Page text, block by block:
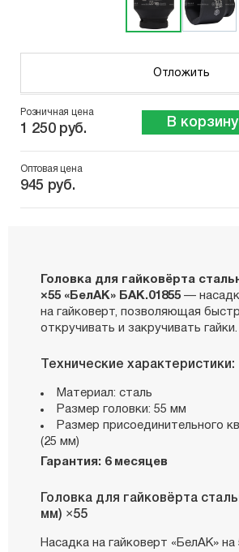
Отложить
Розничная цена
1 250 руб. В корзину
Оптовая цена
945 руб.
Головка для гайковёрта
×55 «БелАК» БАК.01855 —
на гайковерт, позволяющая
откручивать и закручивать гайки.
Технические характеристики:
Материал: сталь
Размер головки: 55 мм
Размер присоединительного
(25 мм)
Гарантия: 6 месяцев
Головка для гайковёрта
мм) ×55
Насадка на гайковерт «БелАК» на